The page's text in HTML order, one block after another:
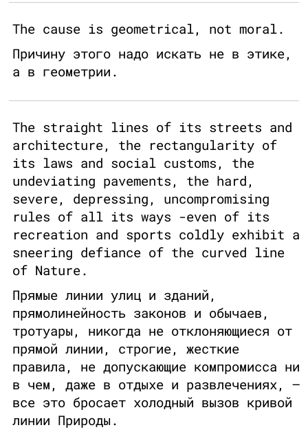
The cause is geometrical, not moral.
Причину этого надо искать не в этике,
а в геометрии.
The straight lines of its streets and
architecture, the rectangularity of
its laws and social customs, the
undeviating pavements, the hard,
severe, depressing, uncompromising
rules of all its ways -even of its
recreation and sports coldly exhibit a
sneering defiance of the curved line
of Nature.
Прямые линии улиц и зданий,
прямолинейность законов и обычаев,
тротуары, никогда не отклоняющиеся от
прямой линии, строгие, жесткие
правила, не допускающие компромисса ни
в чем, даже в отдыхе и развлечениях, –
все это бросает холодный вызов кривой
линии Природы.